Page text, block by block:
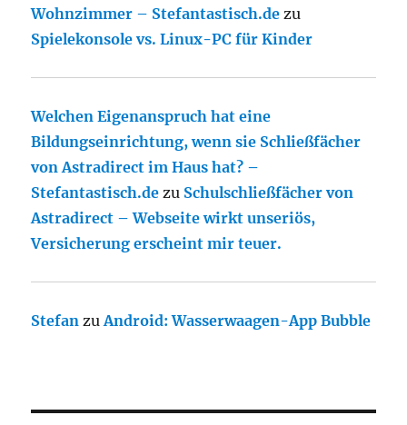
Wohnzimmer – Stefantastisch.de zu
Spielekonsole vs. Linux-PC für Kinder
Welchen Eigenanspruch hat eine
Bildungseinrichtung, wenn sie Schließfächer
von Astradirect im Haus hat? –
Stefantastisch.de zu Schulschließfächer von
Astradirect – Webseite wirkt unseriös,
Versicherung erscheint mir teuer.
Stefan zuAndroid: Wasserwaagen-App Bubble